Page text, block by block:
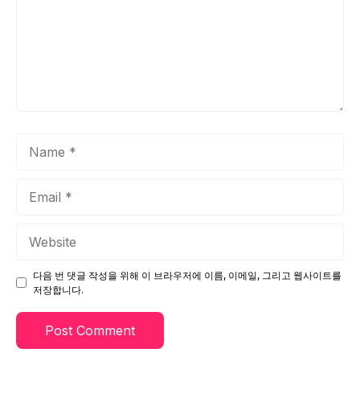
다음 번 댓글 작성을 위해 이 브라우저에 이름, 이메일, 그리고 웹사이트를
저장합니다.